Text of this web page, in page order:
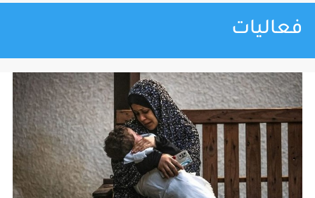
فعاليات